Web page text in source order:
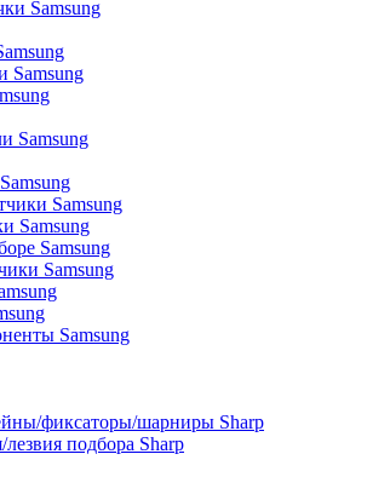
Samsung
Samsung
Samsung
Samsung
Samsung
Samsung
Samsung
Samsung
фиксаторы/шарниры Sharp
подбора Sharp